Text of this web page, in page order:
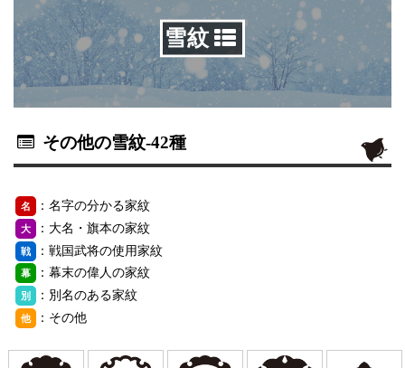
雪紋
その他の雪紋-42種
名 ：名字の分かる家紋
大 ：大名・旗本の家紋
戦 ：戦国武将の使用家紋
幕 ：幕末の偉人の家紋
別 ：別名のある家紋
他 ：その他